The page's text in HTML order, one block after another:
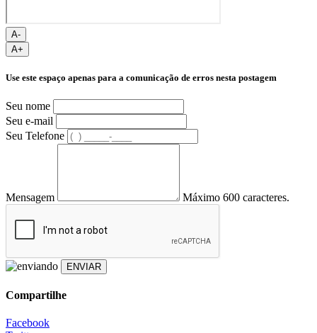
A-
A+
Use este espaço apenas para a comunicação de erros nesta postagem
Seu nome
Seu e-mail
Seu Telefone
Mensagem Máximo 600 caracteres.
ENVIAR
Compartilhe
Facebook